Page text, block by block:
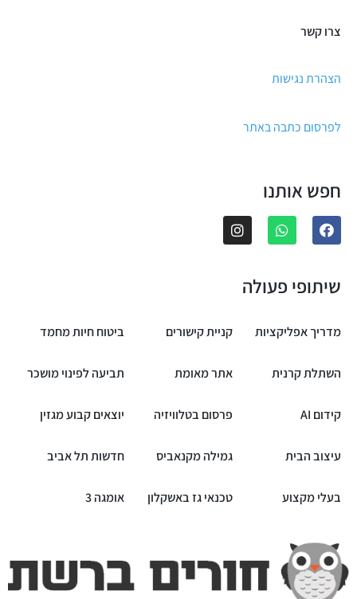
צרו קשר
הצהרת נגישות
לפרסום כתבה באתר
חפש אותנו
שיתופי פעולה
מדריך אפליקציות קניית קישורים ביטוח חיות מחמד
השתלת קרנית אתר מאומת תביעה לפינוי מושכר
קידום AI פרסום בטלוויזיה יוצאים קבוע מגזין
עיצוב הבית גמילה מקנאביס חדשות תל אביב
בעלי מקצוע טכנאי גז באשקלון אומגה 3